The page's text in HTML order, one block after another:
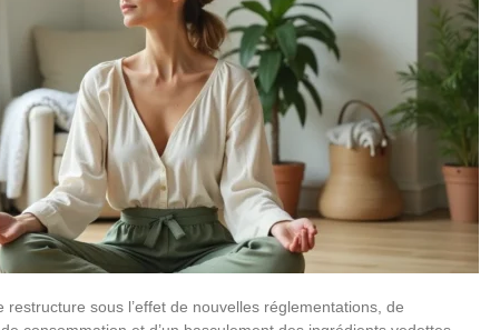
sous l’effet de nouvelles réglementations, de